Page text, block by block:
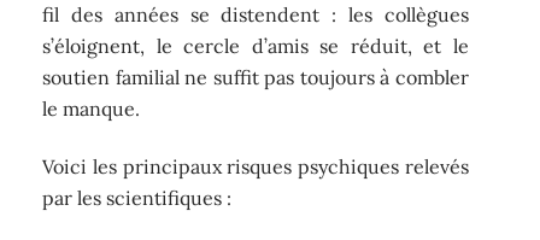
fil des années se distendent : les collègues
s’éloignent, le cercle d’amis se réduit, et le
soutien familial ne suffit pas toujours à combler
le manque.
Voici les principaux risques psychiques relevés
par les scientifiques :